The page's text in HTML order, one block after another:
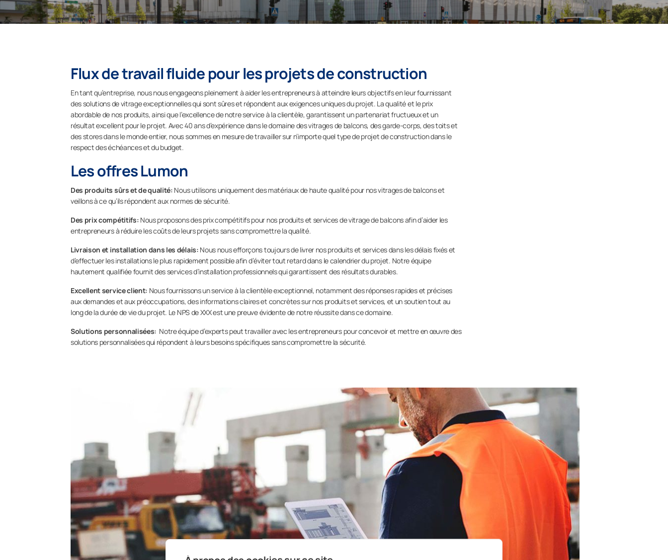
Flux de travail fluide pour les projets de construction
En tant qu’entreprise, nous nous engageons pleinement à aider les entrepreneurs à atteindre leurs objectifs en leur fournissant
des solutions de vitrage exceptionnelles qui sont sûres et répondent aux exigences uniques du projet. La qualité et le prix
abordable de nos produits, ainsi que l’excellence de notre service à la clientèle, garantissent un partenariat fructueux et un
résultat excellent pour le projet. Avec 40 ans d’expérience dans le domaine des vitrages de balcons, des garde-corps, des toits et
des stores dans le monde entier, nous sommes en mesure de travailler sur n’importe quel type de projet de construction dans le
respect des échéances et du budget.
Les offres Lumon
Des produits sûrs et de qualité: Nous utilisons uniquement des matériaux de haute qualité pour nos vitrages de balcons et
veillons à ce qu’ils répondent aux normes de sécurité.
Des prix compétitifs: Nous proposons des prix compétitifs pour nos produits et services de vitrage de balcons afin d’aider les
entrepreneurs à réduire les coûts de leurs projets sans compromettre la qualité.
Livraison et installation dans les délais: Nous nous efforçons toujours de livrer nos produits et services dans les délais fixés et
d’effectuer les installations le plus rapidement possible afin d’éviter tout retard dans le calendrier du projet. Notre équipe
hautement qualifiée fournit des services d’installation professionnels qui garantissent des résultats durables.
Excellent service client: Nous fournissons un service à la clientèle exceptionnel, notamment des réponses rapides et précises
aux demandes et aux préoccupations, des informations claires et concrètes sur nos produits et services, et un soutien tout au
long de la durée de vie du projet. Le NPS de XXX est une preuve évidente de notre réussite dans ce domaine.
Solutions personnalisées: Notre équipe d’experts peut travailler avec les entrepreneurs pour concevoir et mettre en œuvre des
solutions personnalisées qui répondent à leurs besoins spécifiques sans compromettre la sécurité.